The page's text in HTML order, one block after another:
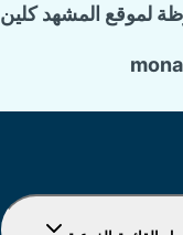
لموقع المشهد كلين